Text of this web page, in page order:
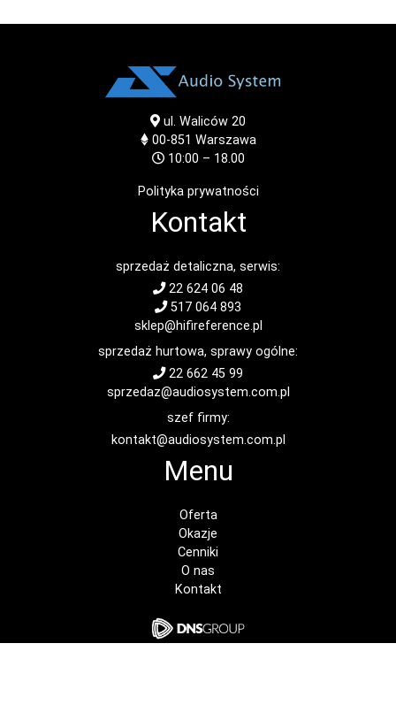
ul. Waliców 20
00-851 Warszawa
10:00 – 18.00
Polityka prywatności
Kontakt
sprzedaż detaliczna, serwis:
22 624 06 48
517 064 893
sklep@hifireference.pl
sprzedaż hurtowa, sprawy ogólne:
22 662 45 99
sprzedaz@audiosystem.com.pl
szef firmy:
kontakt@audiosystem.com.pl
Menu
Oferta
Okazje
Cenniki
O nas
Kontakt